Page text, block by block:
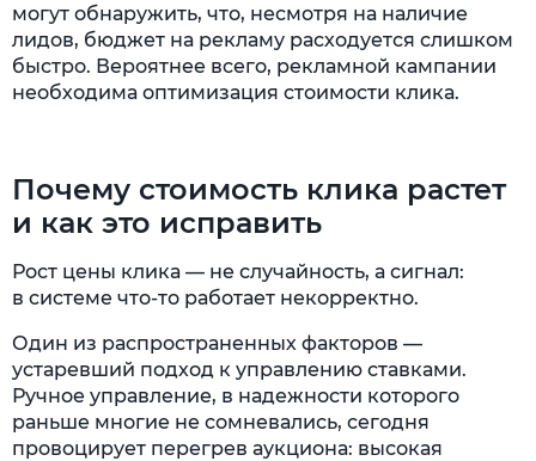
могут обнаружить, что, несмотря на наличие
лидов, бюджет на рекламу расходуется слишком
быстро. Вероятнее всего, рекламной кампании
необходима оптимизация стоимости клика.
Почему стоимость клика растет
и как это исправить
Рост цены клика — не случайность, а сигнал:
в системе что-то работает некорректно.
Один из распространенных факторов —
устаревший подход к управлению ставками.
Ручное управление, в надежности которого
раньше многие не сомневались, сегодня
провоцирует перегрев аукциона: высокая